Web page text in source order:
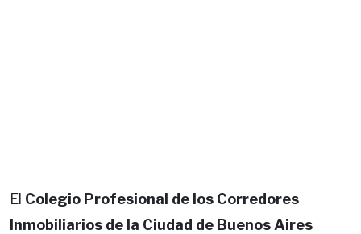
El Colegio Profesional de los Corredores
Inmobiliarios de la Ciudad de Buenos Aires